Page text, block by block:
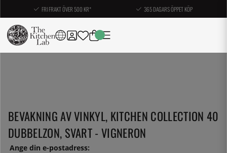
FRI FRAKT ÖVER 500 KR* 365 DAGARS ÖPPET KÖP
BEVAKNING AV VINKYL, KITCHEN COLLECTION 40
DUBBELZON, SVART - VIGNERON
Ange din e-postadress: